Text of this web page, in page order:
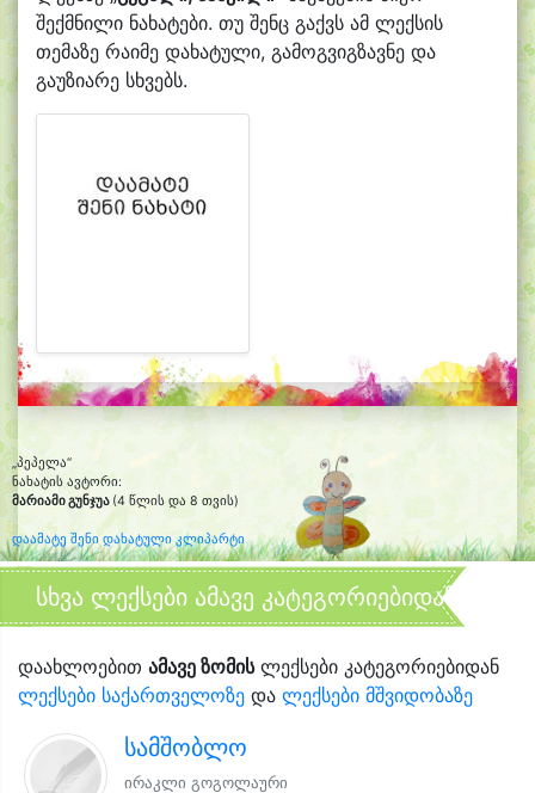
შექმნილი ნახატები. თუ შენც გაქვს ამ ლექსის
თემაზე რაიმე დახატული, გამოგვიგზავნე და
გაუზიარე სხვებს.
„პეპელა“
ნახატის ავტორი:
მარიამი გუნჯუა (4 წლის და 8 თვის)
დაამატე შენი დახატული კლიპარტი
სხვა ლექსები ამავე კატეგორიებიდან
დაახლოებით ამავე ზომისლექსები კატეგორიებიდან
ლექსები საქართველოზე და ლექსები მშვიდობაზე
სამშობლო
ირაკლი გოგოლაური